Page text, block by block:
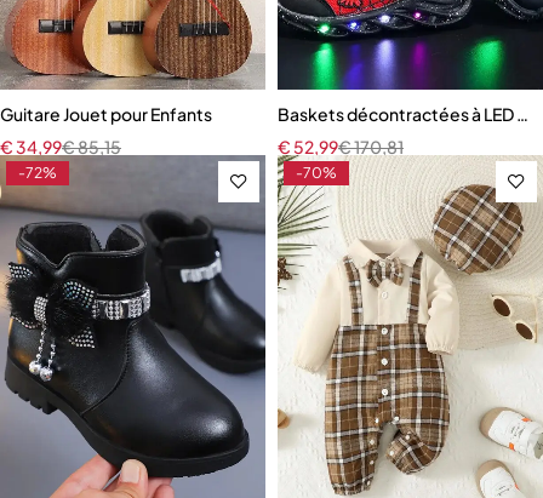
Guitare Jouet pour Enfants
€85,15
€34,99
Baskets décontractées à LED
€170,81
€ 52,99
-72% -70%